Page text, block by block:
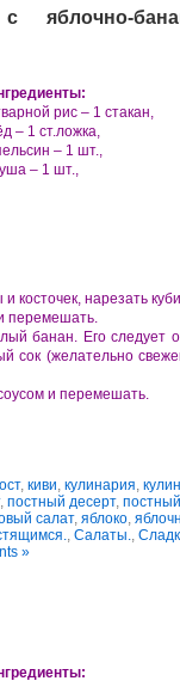
яблочно-
рис – 1 стакан,
– 1 ст.ложка,
– 1 шт.,
– 1 шт.,
косточек, нарезать
перемешать.
банан. Его следует
сок (желательно
и перемешать.
, киви, кулинария,
, постный десерт,
салат, яблоко,
, Салаты.,
»